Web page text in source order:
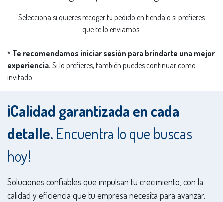
Selecciona si quieres recoger tu pedido en tienda o si prefieres
que te lo enviamos.
* Te recomendamos iniciar sesión para brindarte una mejor
experiencia. Si lo prefieres, también puedes continuar como
invitado.
¡Calidad garantizada en cada
detalle. Encuentra lo que buscas
hoy!
Soluciones confiables que impulsan tu crecimiento, con la
calidad y eficiencia que tu empresa necesita para avanzar.